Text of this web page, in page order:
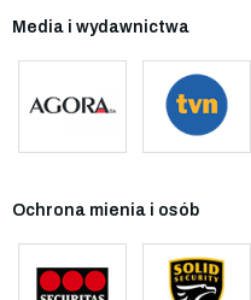
Media i wydawnictwa
Ochrona mienia i osób